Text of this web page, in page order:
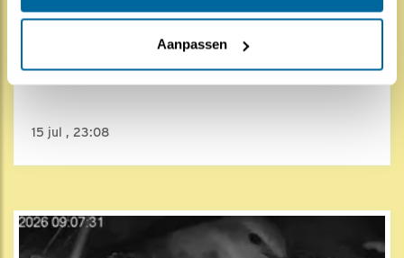
Aanpassen
De eerste uitvlieger
15 jul , 23:08